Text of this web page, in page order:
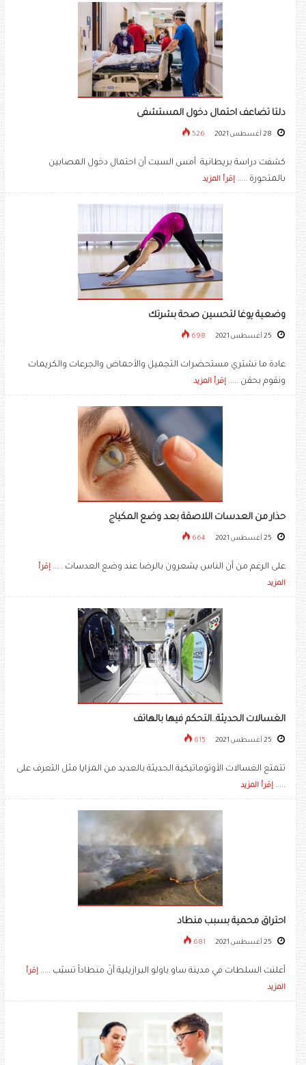
دلتا تضاعف احتمال دخول المستشفى
526
كشفت دراسة بريطانية أمس السبت أن احتمال دخول المصابين
بالمتحورة ..... إقرأ المزيد
وضعية يوغا لتحسين صحة بشرتك
698
عادة ما نشتري مستحضرات التجميل والأحماض والجرعات والكريمات
ونقوم بحقن ..... إقرأ المزيد
حذار من العدسات اللاصقة بعد وضع المكياج
664
على الرغم من أن الناس يشعرون بالرضا عند وضع العدسات ..... إقرأ
المزيد
الغسالات الحديثة..التحكم فيها بالهاتف
615
تتمتع الغسالات الأوتوماتيكية الحديثة بالعديد من المزايا مثل التعرف على
..... إقرأ المزيد
احتراق محمية بسبب منطاد
681
أعلنت السلطات في مدينة ساو باولو البرازيلية أنّ منطاداً تسبّب ..... إقرأ
المزيد